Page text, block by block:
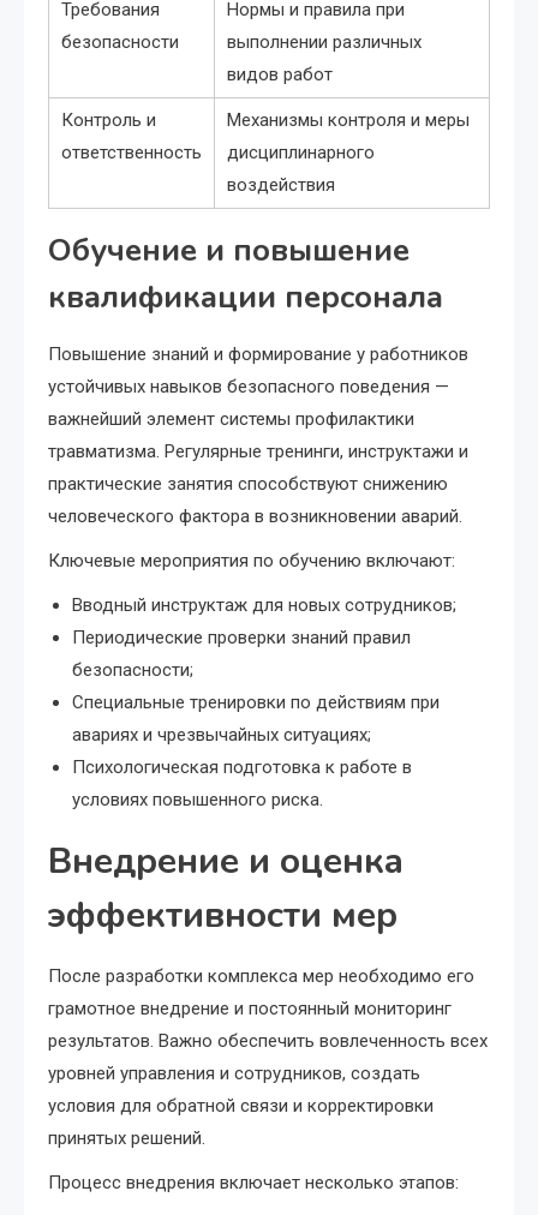
Требования
безопасности
Нормы и правила при
выполнении различных
видов работ
Контроль и
ответственность
Механизмы контроля и меры
дисциплинарного
воздействия
Обучение и повышение
квалификации персонала
Повышение знаний и формирование у работников
устойчивых навыков безопасного поведения —
важнейший элемент системы профилактики
травматизма. Регулярные тренинги, инструктажи и
практические занятия способствуют снижению
человеческого фактора в возникновении аварий.
Ключевые мероприятия по обучению включают:
Вводный инструктаж для новых сотрудников;
Периодические проверки знаний правил
безопасности;
Специальные тренировки по действиям при
авариях и чрезвычайных ситуациях;
Психологическая подготовка к работе в
условиях повышенного риска.
Внедрение и оценка
эффективности мер
После разработки комплекса мер необходимо его
грамотное внедрение и постоянный мониторинг
результатов. Важно обеспечить вовлеченность всех
уровней управления и сотрудников, создать
условия для обратной связи и корректировки
принятых решений.
Процесс внедрения включает несколько этапов: